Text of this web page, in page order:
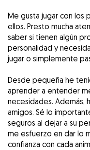
Me gusta jugar con los
ellos. Presto mucha
saber si tienen algún
personalidad y
jugar o simplemente
Desde pequeña he
aprender a entender
necesidades. Además,
amigos. Sé lo
seguros al dejar a su
me esfuerzo en dar lo
confianza con cada